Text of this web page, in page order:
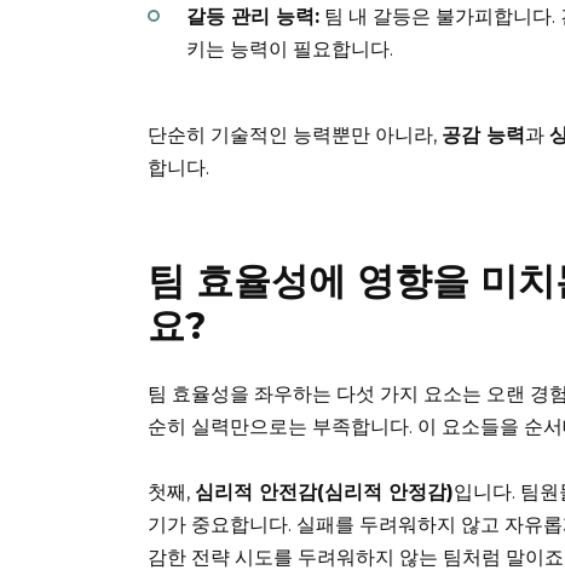
갈등 관리 능력: 팀 내 갈등은 불가피합니다.
키는 능력이 필요합니다.
단순히 기술적인 능력뿐만 아니라, 공감 능력과
합니다.
팀 효율성에 영향을 미
요?
팀 효율성을 좌우하는 다섯 가지 요소는 오랜 경
순히 실력만으로는 부족합니다. 이 요소들을 순
첫째, 심리적 안전감(심리적 안정감)입니다. 팀
기가 중요합니다. 실패를 두려워하지 않고 자유
감한 전략 시도를 두려워하지 않는 팀처럼 말이